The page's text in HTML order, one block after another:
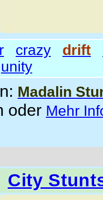
crazy drift
unity
Madalin
oder Mehr
City